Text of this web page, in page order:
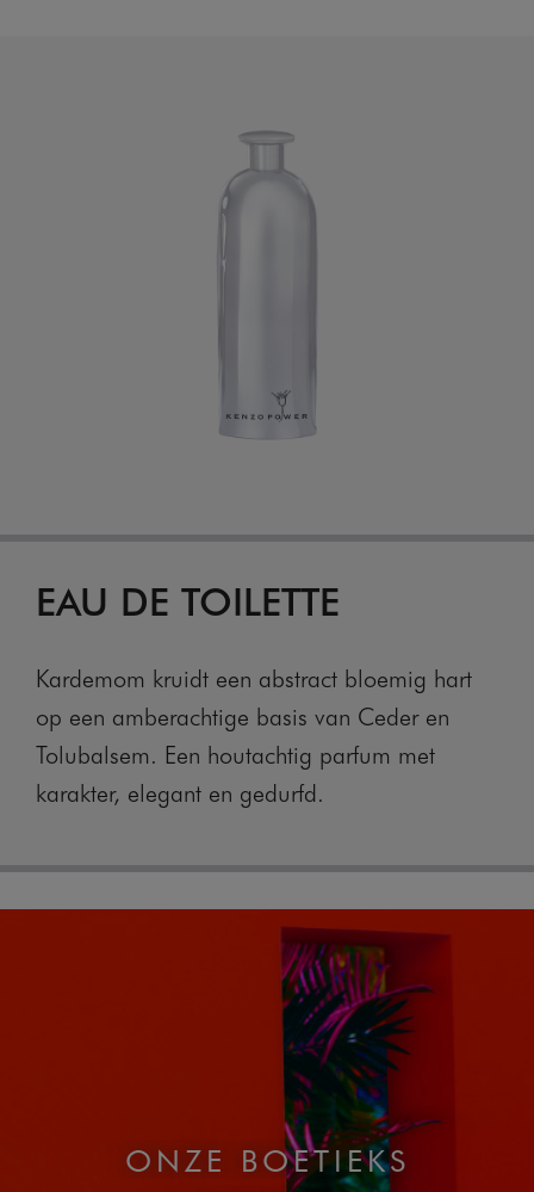
EAU DE TOILETTE
Kardemom kruidt een abstract bloemig hart
op een amberachtige basis van Ceder en
Tolubalsem. Een houtachtig parfum met
karakter, elegant en gedurfd.
ONZE BOETIEKS